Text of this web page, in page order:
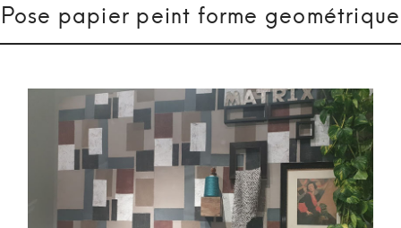
Pose papier peint forme geométrique